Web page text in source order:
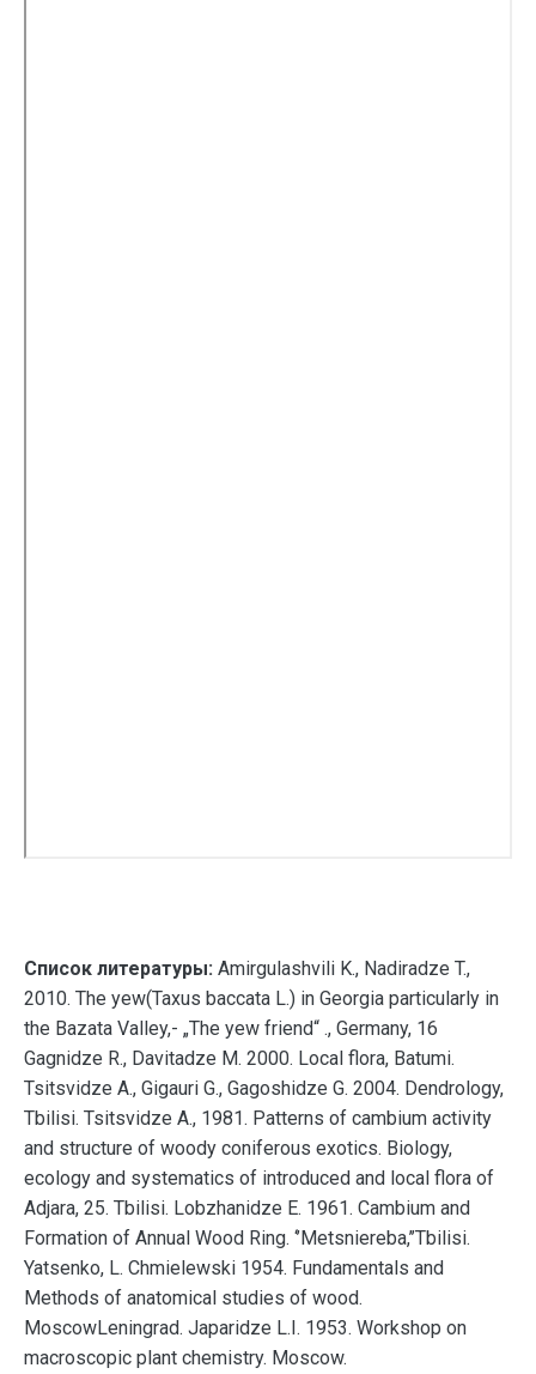
Список литературы: Amirgulashvili K., Nadiradze T.,
2010. The yew(Taxus baccata L.) in Georgia particularly in
the Bazata Valley,- „The yew friend“ ., Germany, 16
Gagnidze R., Davitadze M. 2000. Local flora, Batumi.
Tsitsvidze A., Gigauri G., Gagoshidze G. 2004. Dendrology,
Tbilisi. Tsitsvidze A., 1981. Patterns of cambium activity
and structure of woody coniferous exotics. Biology,
ecology and systematics of introduced and local flora of
Adjara, 25. Tbilisi. Lobzhanidze E. 1961. Cambium and
Formation of Annual Wood Ring. ‘’Metsniereba,’’Tbilisi.
Yatsenko, L. Chmielewski 1954. Fundamentals and
Methods of anatomical studies of wood.
MoscowLeningrad. Japaridze L.I. 1953. Workshop on
macroscopic plant chemistry. Moscow.